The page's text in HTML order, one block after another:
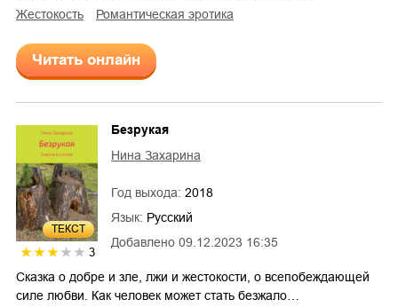
жестокость
романтическая эротика
Читать онлайн
ТЕКСТ
3
Добавлено 09.12.2023 16:35
Безрукая
Нина Захарина
Год выхода: 2018
Язык: Русский
Сказка о добре и зле, лжи и жестокости, о всепобеждающей
силе любви. Как человек может стать безжало…